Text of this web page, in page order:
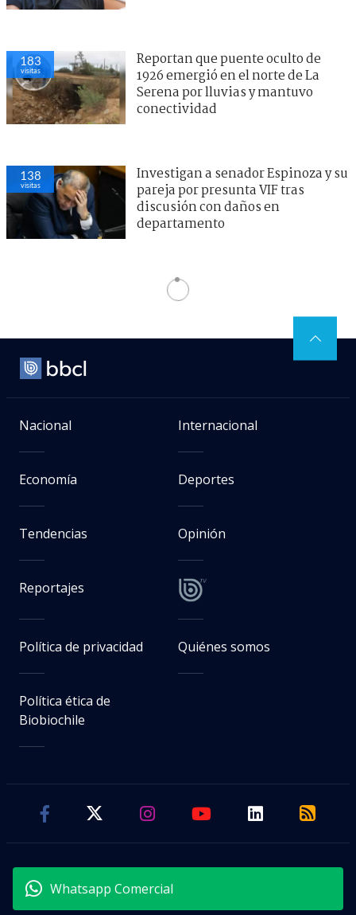
183
visitas
Reportan que puente oculto de
1926 emergió en el norte de La
Serena por lluvias y mantuvo
conectividad
138
visitas
Investigan a senador Espinoza y su
pareja por presunta VIF tras
discusión con daños en
departamento
Nacional Internacional
Economía Deportes
Tendencias Opinión
Reportajes
Política de privacidad Quiénes somos
Política ética de
Biobiochile
Whatsapp Comercial